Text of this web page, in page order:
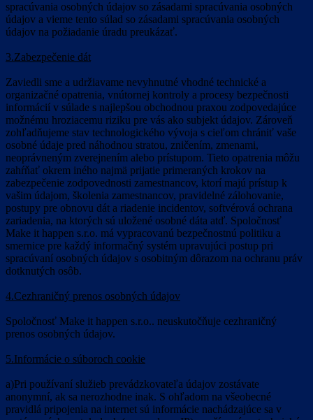
spracúvania osobných údajov so zásadami spracúvania osobných
údajov a vieme tento súlad so zásadami spracúvania osobných
údajov na požiadanie úradu preukázať.
3.Zabezpečenie dát
Zaviedli sme a udržiavame nevyhnutné vhodné technické a
organizačné opatrenia, vnútornej kontroly a procesy bezpečnosti
informácií v súlade s najlepšou obchodnou praxou zodpovedajúce
možnému hroziacemu riziku pre vás ako subjekt údajov. Zároveň
zohľadňujeme stav technologického vývoja s cieľom chrániť vaše
osobné údaje pred náhodnou stratou, zničením, zmenami,
neoprávneným zverejnením alebo prístupom. Tieto opatrenia môžu
zahŕňať okrem iného najmä prijatie primeraných krokov na
zabezpečenie zodpovednosti zamestnancov, ktorí majú prístup k
vašim údajom, školenia zamestnancov, pravidelné zálohovanie,
postupy pre obnovu dát a riadenie incidentov, softvérová ochrana
zariadenia, na ktorých sú uložené osobné dáta atď. Spoločnosť
Make it happen s.r.o. má vypracovanú bezpečnostnú politiku a
smernice pre každý informačný systém upravujúci postup pri
spracúvaní osobných údajov s osobitným dôrazom na ochranu práv
dotknutých osôb.
4.Cezhraničný prenos osobných údajov
Spoločnosť Make it happen s.r.o.. neuskutočňuje cezhraničný
prenos osobných údajov.
5.Informácie o súboroch cookie
a)Pri používaní služieb prevádzkovateľa údajov zostávate
anonymní, ak sa nerozhodne inak. S ohľadom na všeobecné
pravidlá pripojenia na internet sú informácie nachádzajúce sa v